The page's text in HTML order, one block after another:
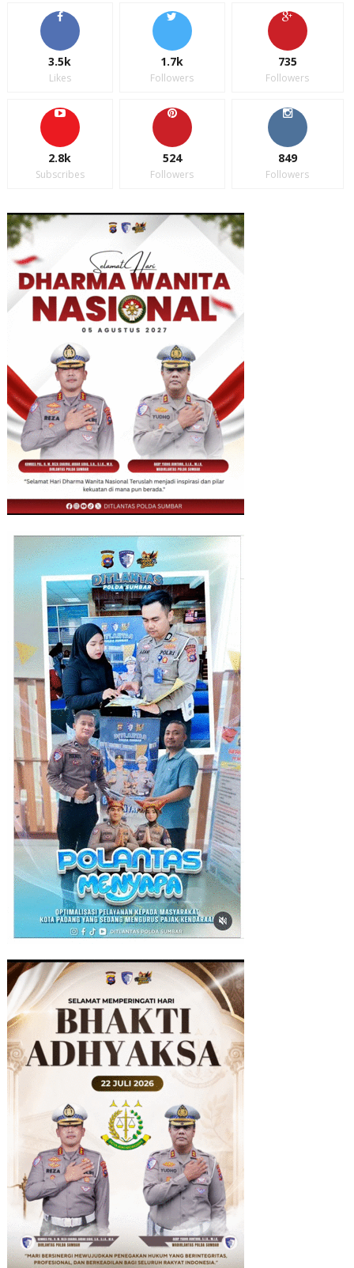
3.5k
Likes
1.7k
Followers
735
Followers
2.8k
Subscribes
524
Followers
849
Followers